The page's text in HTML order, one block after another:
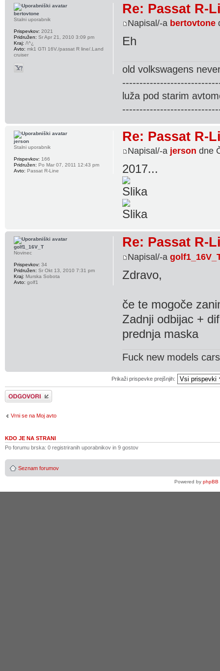
Re: Passat R-
Napisal/-a bertovtone
Eh
old volkswagens
luža pod starim
bertovtone
Stalni uporabnik
Prispevkov: 2021
Pridružen: Sr Apr 21, 2010 3:09 pm
Kraj: /\^¿
Avto: mk1 GTI 16V./passat R line/.Land
cruiser
Re: Passat R-
Napisal/-a jerson dne
2017...
jerson
Stalni uporabnik
Prispevkov: 166
Pridružen: Po Mar 07, 2011 12:43 pm
Avto: Passat R-Line
Re: Passat R-
Napisal/-a
Zdravo,
če te mogoče
Zadnji odbijac +
prednja maska
Fuck new models
golf1_16V_T
Novinec
Prispevkov: 34
Pridružen: Sr Okt 13, 2010 7:31 pm
Kraj: Murska Sobota
Avto: golf1
Prikaži prispevke prejšnjih:
Napiši odgovor
Vrni se na Moj avto
KDO JE NA STRANI
Po forumu brska: 0 registriranih uporabnikov in 9 gostov
Seznam forumov
Powered byphpBB